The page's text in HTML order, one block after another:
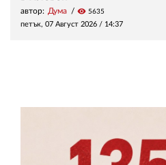
автор: Дума visibility 5635
петък, 07 Август 2026 / 14:37